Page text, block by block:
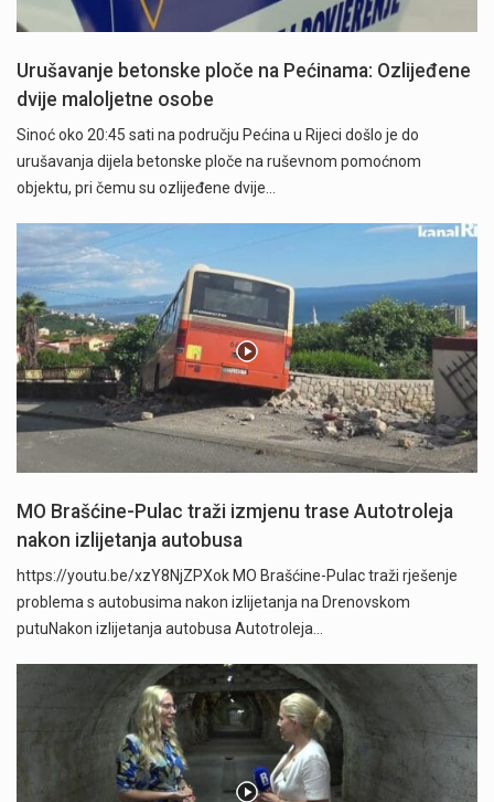
Urušavanje betonske ploče na Pećinama: Ozlijeđene
dvije maloljetne osobe
Sinoć oko 20:45 sati na području Pećina u Rijeci došlo je do
urušavanja dijela betonske ploče na ruševnom pomoćnom
objektu, pri čemu su ozlijeđene dvije…
MO Brašćine-Pulac traži izmjenu trase Autotroleja
nakon izlijetanja autobusa
https://youtu.be/xzY8NjZPXok MO Brašćine-Pulac traži rješenje
problema s autobusima nakon izlijetanja na Drenovskom
putuNakon izlijetanja autobusa Autotroleja…